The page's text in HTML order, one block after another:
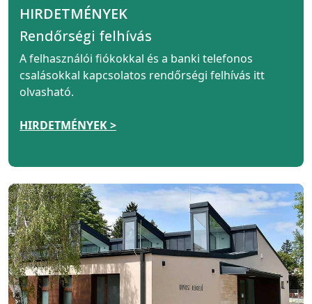
HIRDETMÉNYEK
Rendőrségi felhívás
A felhasználói fiókokkal és a banki telefonos
csalásokkal kapcsolatos rendőrségi felhívás itt
olvasható.
HIRDETMÉNYEK >